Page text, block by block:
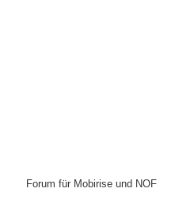
Forum für Mobirise und NOF